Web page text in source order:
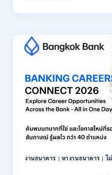
โจ้
เปิด
รับ
สมัคร
ปริญญา
ตรี
ทุก
สาขา
/
ไม่
ต้อง
งานธนาคาร | หางานธนาคาร |ไ